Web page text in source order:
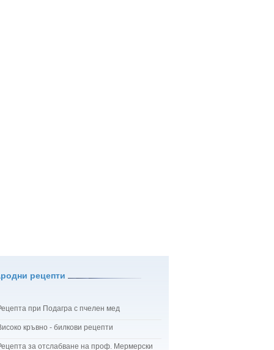
рецепти
при Подагра с пчелен мед
кръвно - билкови рецепти
за отслабване на проф. Мермерски